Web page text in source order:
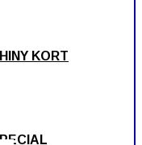
KORT